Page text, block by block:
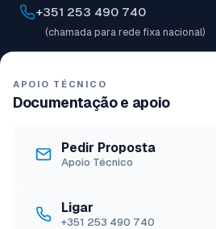
APOIO TÉCNICO
Documentação e apoio
Pedir Proposta
Apoio Técnico
Ligar
+351 253 490 740
+351 253 490 740
(chamada para rede fixa nacional)
08:30–12:30 | 14:00–18:00